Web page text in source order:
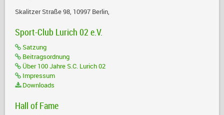
Skalitzer Straße 98, 10997 Berlin,
Sport-Club Lurich 02 e.V.
Satzung
Beitragsordnung
Über 100 Jahre S.C. Lurich 02
Impressum
Downloads
Hall of Fame